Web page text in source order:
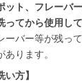
ット、フレーバ
ってから使用して
ーバー等が残っ
ります。
方】